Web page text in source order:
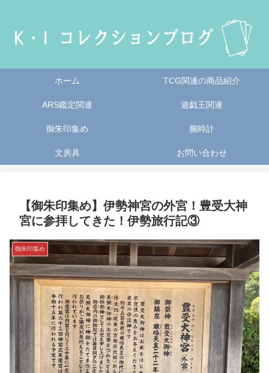
ホーム TCG関連の商品紹介
ARS鑑定関連 遊戯王関連
御朱印集め 腕時計
文房具 お問い合わせ
【御朱印集め】伊勢神宮の外宮！豊受大神
宮に参拝してきた！伊勢旅行記③
御朱印集め